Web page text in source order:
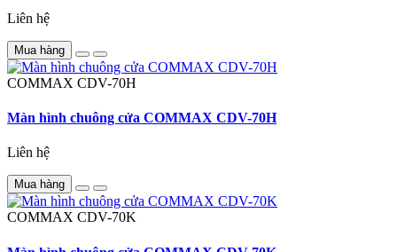
Liên hệ
Mua hàng
COMMAX CDV-70H
Màn hình chuông cửa COMMAX CDV-70H
Liên hệ
Mua hàng
COMMAX CDV-70K